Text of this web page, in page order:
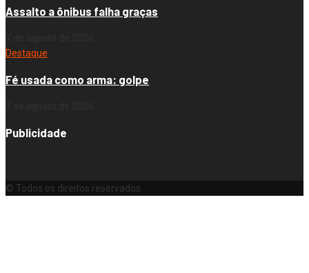
Assalto a ônibus falha graças
Destaque
Fé usada como arma: golpe
Publicidade
© Todos os direitos reservados